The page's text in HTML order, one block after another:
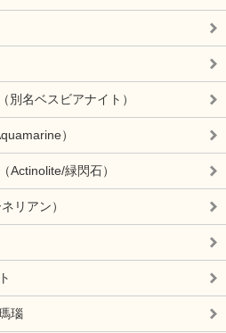
別名ベスビアナイト）
）
Actinolite/緑閃石）
リアン）
瑙